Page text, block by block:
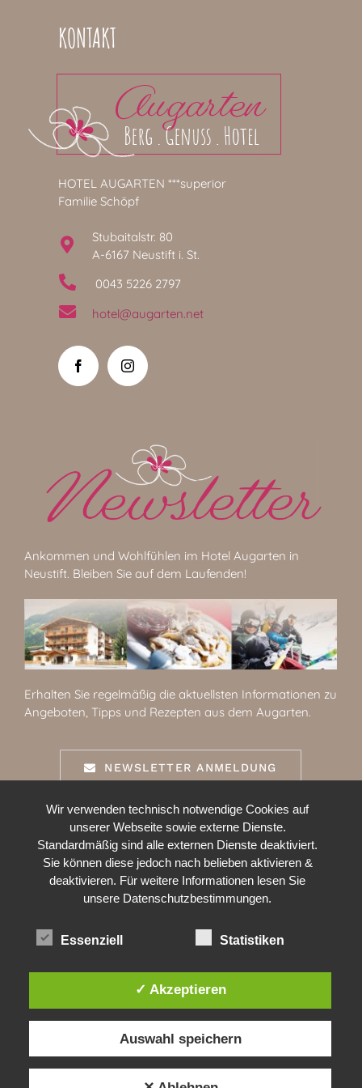
KONTAKT
HOTEL AUGARTEN ***superior
Familie Schöpf
Stubaitalstr. 80
A-6167 Neustift i. St.
0043 5226 2797
hotel@augarten.net
Ankommen und Wohlfühlen im Hotel Augarten in
Neustift. Bleiben Sie auf dem Laufenden!
Erhalten Sie regelmäßig die aktuellsten Informationen zu
Angeboten, Tipps und Rezepten aus dem Augarten.
NEWSLETTER ANMELDUNG
BARRIEREFREIHEIT
BEWERTUNGEN & SOZIALE MEDIEN
Wir verwenden technisch notwendige Cookies auf
unserer Webseite sowie externe Dienste.
Standardmäßig sind alle externen Dienste deaktiviert.
Sie können diese jedoch nach belieben aktivieren &
deaktivieren. Für weitere Informationen lesen Sie
unsere Datenschutzbestimmungen.
Essenziell Statistiken
✓ Akzeptieren
Auswahl speichern